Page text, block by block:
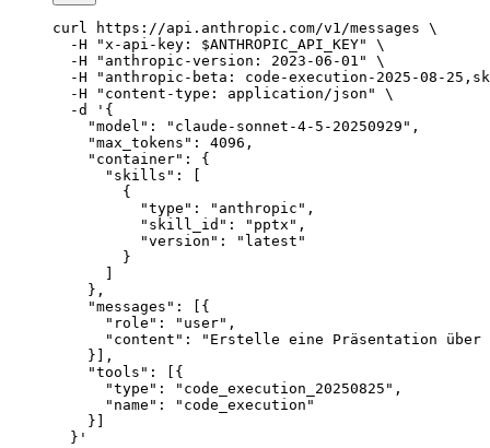
curl https://api.anthropic.com/v1/messages \
  -H
"x-api-key: $ANTHROPIC_API_KEY"
\
  -H
"anthropic-version: 2023-06-01"
\
  -H
"anthropic-beta: code-execution-2025-08-
  -H
"content-type: application/json"
\
  -d
'{
    "model": "claude-sonnet-4-5-20250929",
    "max_tokens": 4096,
    "container": {
      "skills": [
        {
          "type": "anthropic",
          "skill_id": "pptx",
          "version": "latest"
        }
    },
    "messages": [{
      "role": "user",
"content": "Erstelle eine Präsentation
    }],
    "tools": [{
      "type": "code_execution_20250825",
      "name": "code_execution"
    }]
  }'